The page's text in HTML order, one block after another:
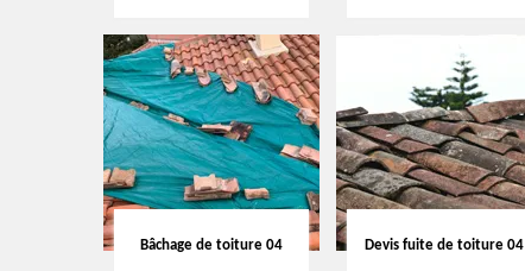
Bâchage de toiture 04 Devis fuite de toiture 04